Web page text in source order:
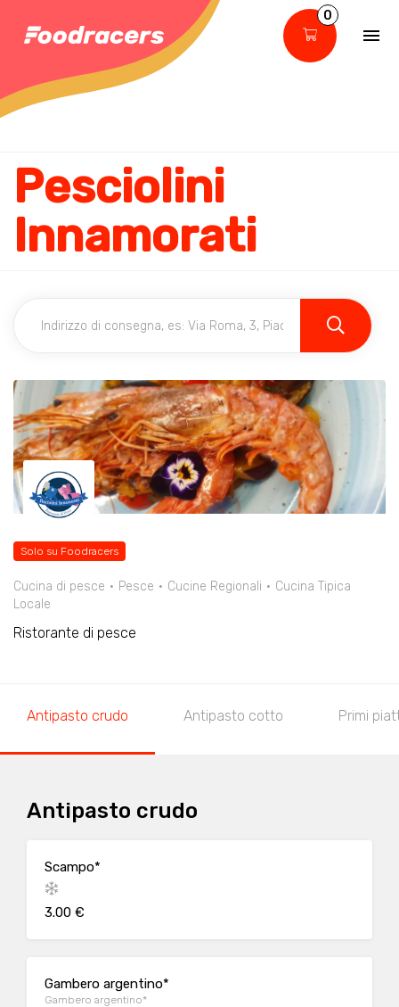
0
Pesciolini
Innamorati
Solo su Foodracers
Cucina di pesce Pesce Cucine Regionali
Cucina Tipica
Locale
Ristorante di pesce
Antipasto crudo Antipasto cotto Primi
Antipasto crudo
Scampo*
3.00 €
Gambero argentino*
Gambero argentino*